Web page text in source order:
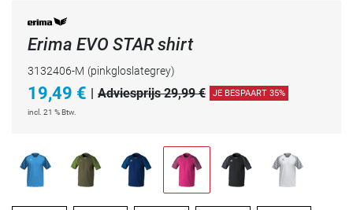
Erima EVO STAR shirt
3132406-M (pinkgloslategrey)
19,49 € | Adviesprijs 29,99 € JE BESPAART 35%
incl. 21 % Btw.